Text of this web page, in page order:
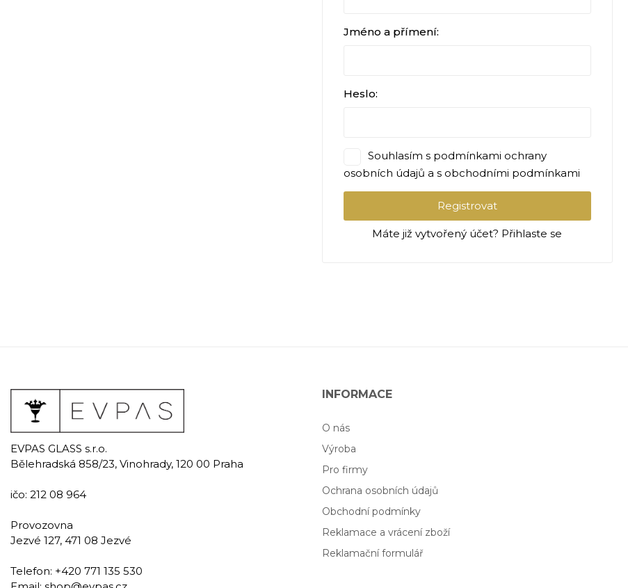
Jméno a přímení:
Heslo:
Souhlasím s podmínkami ochrany
osobních údajů a s obchodními podmínkami
Registrovat
Máte již vytvořený účet? Přihlaste se
EVPAS GLASS s.r.o.
Bělehradská 858/23, Vinohrady, 120 00 Praha
ičo: 212 08 964
Provozovna
Jezvé 127, 471 08 Jezvé
Telefon: +420 771 135 530
INFORMACE
O nás
Výroba
Pro firmy
Ochrana osobních údajů
Obchodní podmínky
Reklamace a vrácení zboží
Reklamační formulář